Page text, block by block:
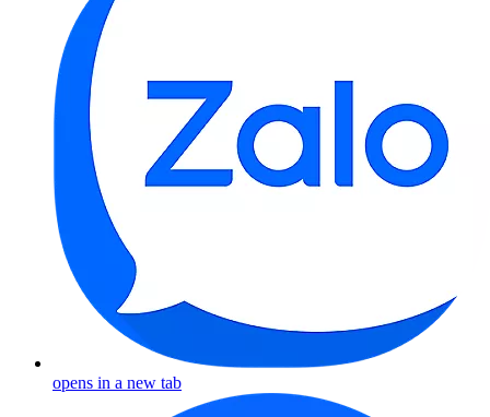
opens in a new tab